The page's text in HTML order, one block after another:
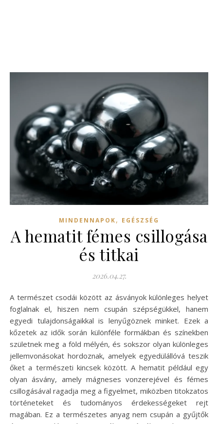
MINDENNAPOK, EGÉSZSÉG
A hematit fémes csillogása
és titkai
2026.04.27.
A természet csodái között az ásványok különleges helyet
foglalnak el, hiszen nem csupán szépségükkel, hanem
egyedi tulajdonságaikkal is lenyűgöznek minket. Ezek a
kőzetek az idők során különféle formákban és színekben
születnek meg a föld mélyén, és sokszor olyan különleges
jellemvonásokat hordoznak, amelyek egyedülállóvá teszik
őket a természeti kincsek között. A hematit például egy
olyan ásvány, amely mágneses vonzerejével és fémes
csillogásával ragadja meg a figyelmet, miközben titokzatos
történeteket és tudományos érdekességeket rejt
magában. Ez a természetes anyag nem csupán a gyűjtők